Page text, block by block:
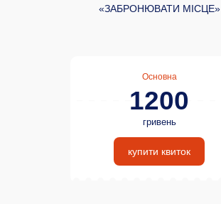
«ЗАБРОНЮВАТИ МІСЦЕ»
Основна
1200
гривень
купити квиток